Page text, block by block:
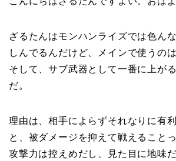
ざるたんはモンハンライズでは色ん
しんでるんだけど、メインで使うの
そして、サブ武器として一番に上が
だ。
理由は、相手によらずそれなりに有
と、被ダメージを抑えて戦えること
攻撃力は控えめだし、見た目に地味